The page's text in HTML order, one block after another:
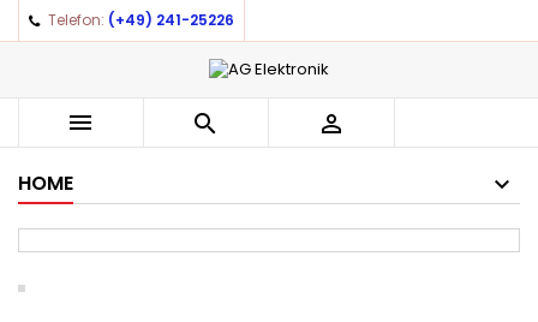
Telefon: (+49) 241-25226
  
HOME